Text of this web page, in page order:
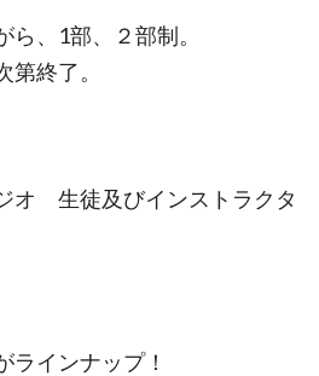
、1部、２部制。
終了。
オ 生徒及びインストラクタ
ラインナップ！